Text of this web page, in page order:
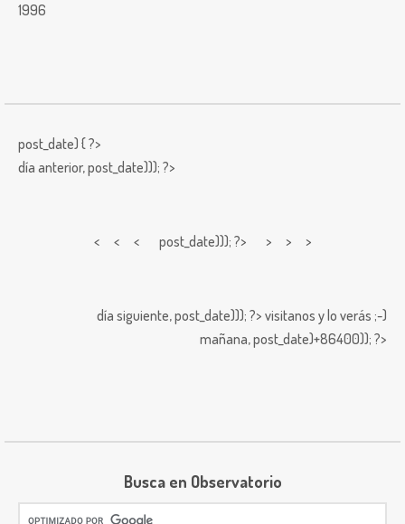
1996
post_date) { ?>
día anterior,post_date))); ?>
< < < post_date))); ?> > > >
día siguiente,post_date))); ?> visitanos y lo verás ;-)
mañana,post_date)+86400)); ?>
Busca en Observatorio